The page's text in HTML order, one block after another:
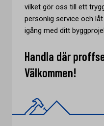
vilket gör oss till ett
personlig service och
igång med ditt
Handla där
Välkommen!